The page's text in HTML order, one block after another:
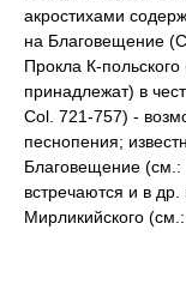
акростихами
на Благовещение
Прокла К-
принадлежат) в
Col. 721-757) -
песнопения;
Благовещение (см.:
встречаются и в др.
Мирликийского